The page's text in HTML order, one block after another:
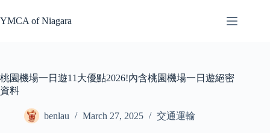
to
content
YMCA of Niagara
桃園機場一日遊11大優點2026!內含桃園機場一日遊絕密
資料
benlau March 27, 2025 交通運輸